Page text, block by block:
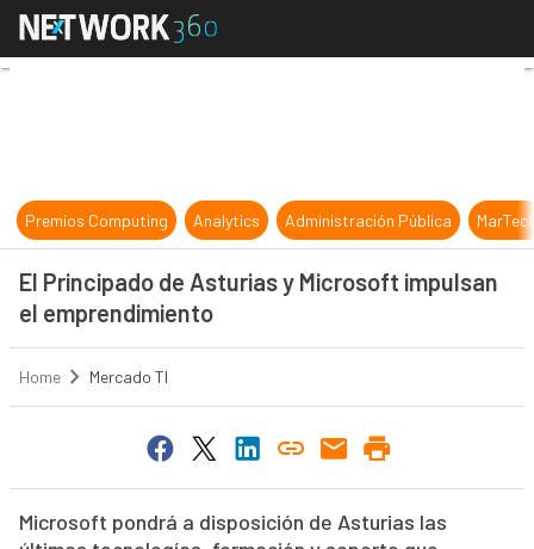
El Principado de Asturias y
Premios Computing Analytics Administración Pública
El Principado de Asturias y Microsoft impulsan
el emprendimiento
Home Mercado TI
Microsoft pondrá a disposición de Asturias las